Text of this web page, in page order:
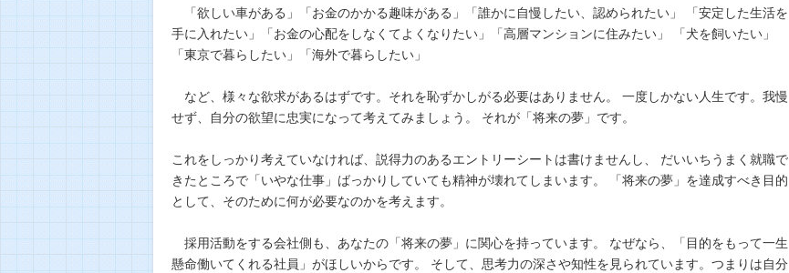
「欲しい車がある」「お金のかかる趣味がある」「誰かに自慢したい、認められたい」 「安定した生活を
手に入れたい」「お金の心配をしなくてよくなりたい」「高層マンションに住みたい」 「犬を飼いたい」
「東京で暮らしたい」「海外で暮らしたい」
など、様々な欲求があるはずです。それを恥ずかしがる必要はありません。 一度しかない人生です。我慢
せず、自分の欲望に忠実になって考えてみましょう。 それが「将来の夢」です。
これをしっかり考えていなければ、説得力のあるエントリーシートは書けませんし、 だいいちうまく就職で
きたところで「いやな仕事」ばっかりしていても精神が壊れてしまいます。 「将来の夢」を達成すべき目的
として、そのために何が必要なのかを考えます。
採用活動をする会社側も、あなたの「将来の夢」に関心を持っています。 なぜなら、「目的をもって一生
懸命働いてくれる社員」がほしいからです。 そして、思考力の深さや知性を見られています。つまりは自分